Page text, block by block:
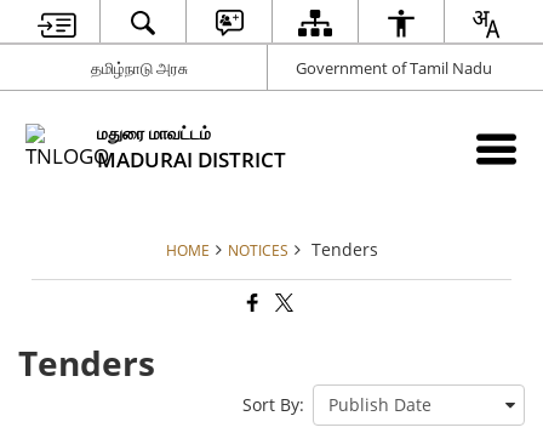
தமிழ்நாடு அரசு Government of Tamil Nadu
மதுரை மாவட்டம்
MADURAI DISTRICT
HOME NOTICES Tenders
Tenders
Sort By: